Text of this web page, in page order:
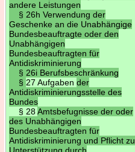
andere Leistungen
§ 26h Verwendung der
Geschenke an die Unabhängige
Bundesbeauftragte oder den
Unabhängigen
Bundesbeauftragten für
Antidiskriminierung
§ 26i Berufsbeschränkung
§ 27 Aufgabender
Antidiskriminierungsstelle des
Bundes
§ 28Amtsbefugnisse der oder
des Unabhängigen
Bundesbeauftragten für
Antidiskriminierung und Pflicht
Unterstützung durch